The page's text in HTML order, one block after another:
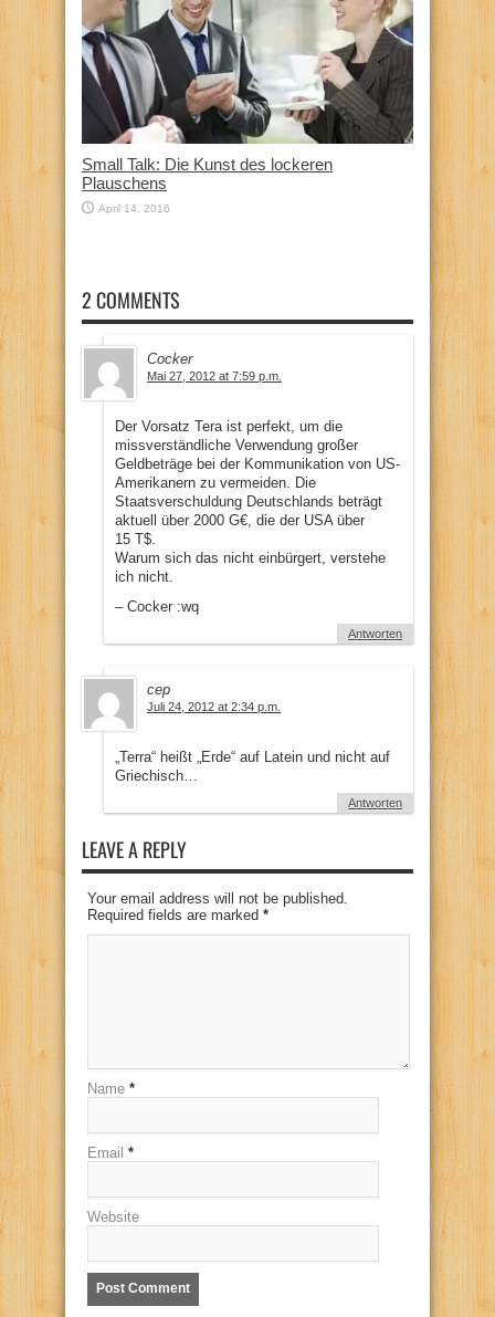
Small Talk: Die Kunst des lockeren
Plauschens
April 14, 2016
2 COMMENTS
Cocker
Mai 27, 2012 at 7:59 p.m.
Der Vorsatz Tera ist perfekt, um die
missverständliche Verwendung großer
Geldbeträge bei der Kommunikation von US-
Amerikanern zu vermeiden. Die
Staatsverschuldung Deutschlands beträgt
aktuell über 2000 G€, die der USA über
15 T$.
Warum sich das nicht einbürgert, verstehe
ich nicht.
– Cocker :wq
Antworten
cep
Juli 24, 2012 at 2:34 p.m.
„Terra“ heißt „Erde“ auf Latein und nicht auf
Griechisch…
Antworten
LEAVE A REPLY
Your email address will not be published.
Required fields are marked *
Name *
Email *
Website